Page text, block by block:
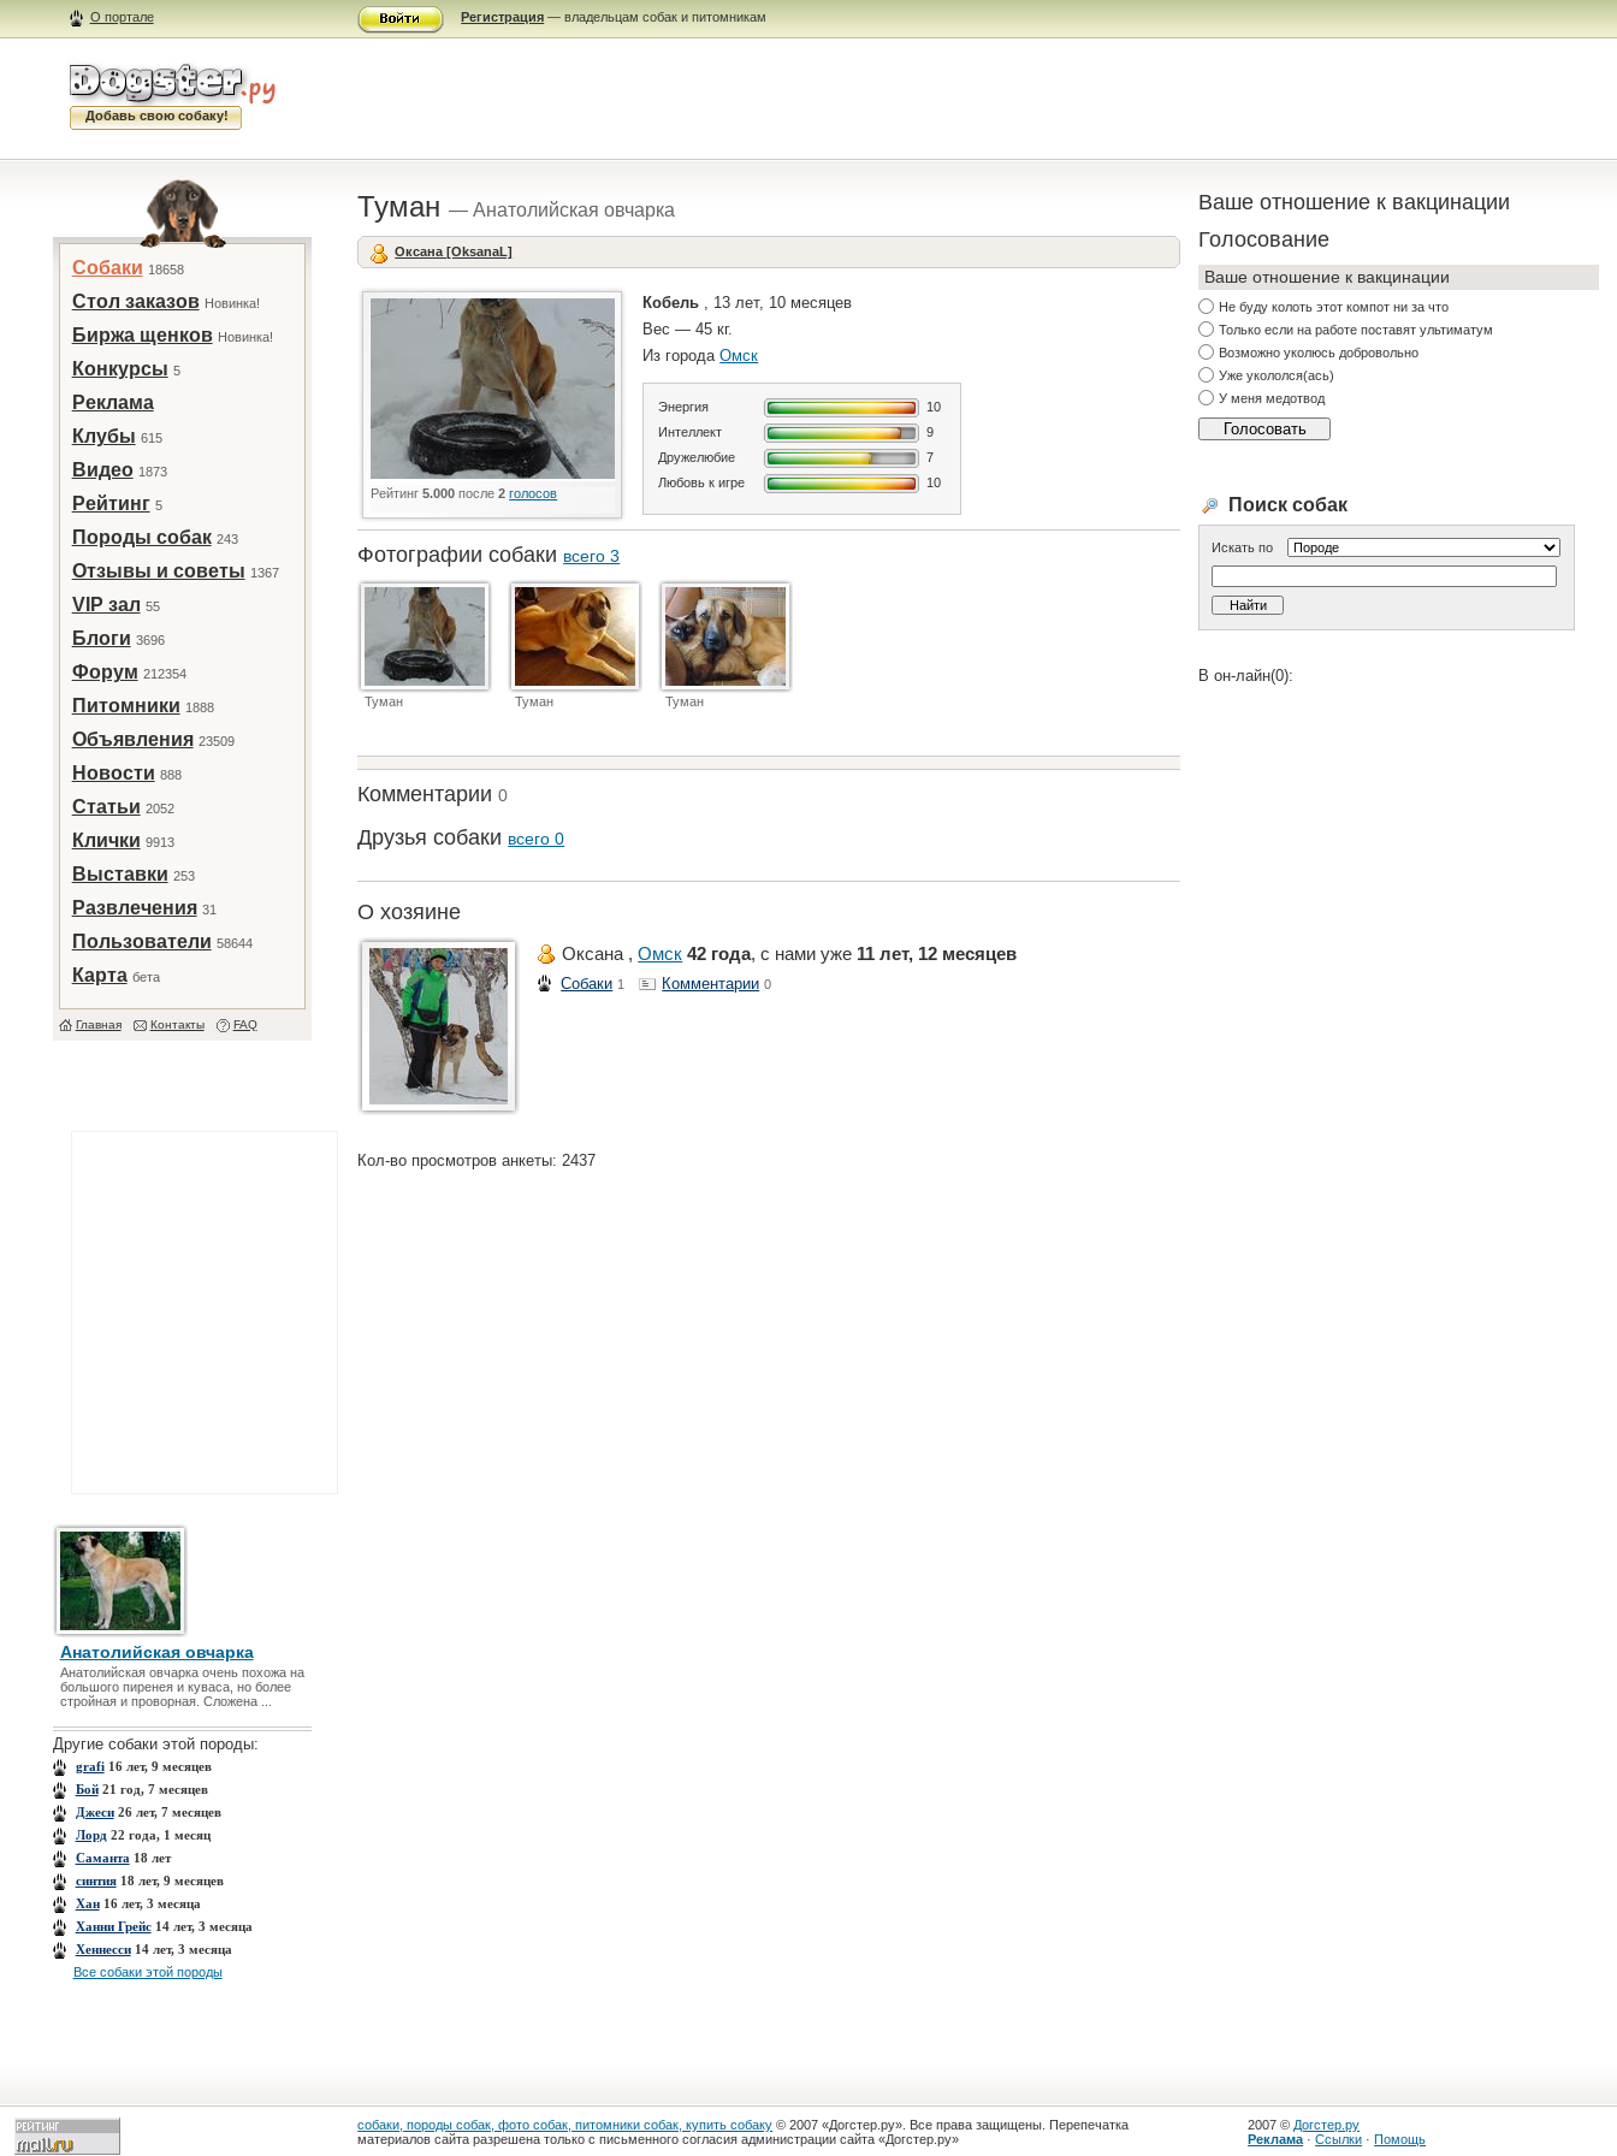
О портале Регистрация — владельцам собак и питомникам
Добавь свою собаку!
Собаки 18658
Стол заказов Новинка!
Биржа щенков Новинка!
Конкурсы 5
Реклама
Клубы 615
Видео 1873
Рейтинг 5
Породы собак 243
Отзывы и советы 1367
VIP зал 55
Блоги 3696
Форум 212354
Питомники 1888
Объявления 23509
Новости 888
Статьи 2052
Клички 9913
Выставки 253
Развлечения 31
Пользователи 58644
Карта бета
Главная Контакты FAQ
Анатолийская овчарка
Анатолийская овчарка очень похожа на
большого пиренея и куваса, но более
стройная и проворная. Сложена ...
Другие собаки этой породы:
grafi16 лет, 9 месяцев
Бой21 год, 7 месяцев
Джеси26 лет, 7 месяцев
Лорд22 года, 1 месяц
Саманта 18 лет
синтия18 лет, 9 месяцев
Хан16 лет, 3 месяца
Ханни Грейс14 лет, 3 месяца
Хеннесси14 лет, 3 месяца
Все собаки этой породы
Туман— Анатолийская овчарка
Оксана [OksanaL]
Рейтинг5.000 после2 голосов
Кобель , 13 лет, 10 месяцев
Вес — 45 кг.
Из городаОмск
Энергия
10
Интеллект
9
Дружелюбие
7
Любовь к игре
10
Фотографии собаки всего 3
Туман Туман Туман
Комментарии0
Друзья собаки всего 0
О хозяине
Оксана ,Омск 42 года, с нами уже 11 лет, 12 месяцев
Собаки 1 Комментарии 0
Кол-во просмотров анкеты: 2437
Ваше отношение к вакцинации
Голосование
Ваше отношение к вакцинации
Не буду колоть этот компот ни за что
Только если на работе поставят ультиматум
Возможно уколюсь добровольно
Уже укололся(ась)
У меня медотвод
Поиск собак
Искать по
В он-лайн(0):
собаки, породы собак, фото собак, питомники собак, купить собаку © 2007 «Догстер.ру». Все права защищены. Перепечатка
материалов сайта разрешена только с письменного согласия администрации сайта «Догстер.ру»
2007 © Догстер.ру
Реклама ·Ссылки ·Помощь